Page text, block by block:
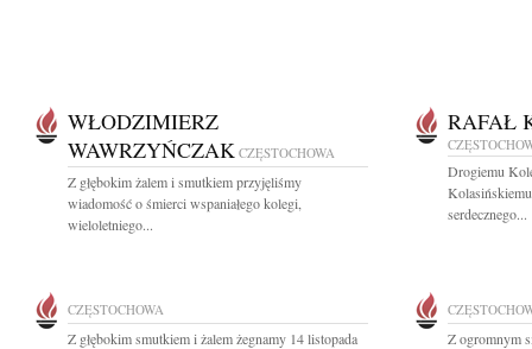
WŁODZIMIERZ
WAWRZYŃCZAK CZĘSTOCHOWA
Z głębokim żalem i smutkiem przyjęliśmy
wiadomość o śmierci wspaniałego kolegi,
wieloletniego...
RAFAŁ
Drogiemu
serdecznego...
CZĘSTOCHOWA
Z głębokim smutkiem i żalem żegnamy 14 listopada
Z ogromnym